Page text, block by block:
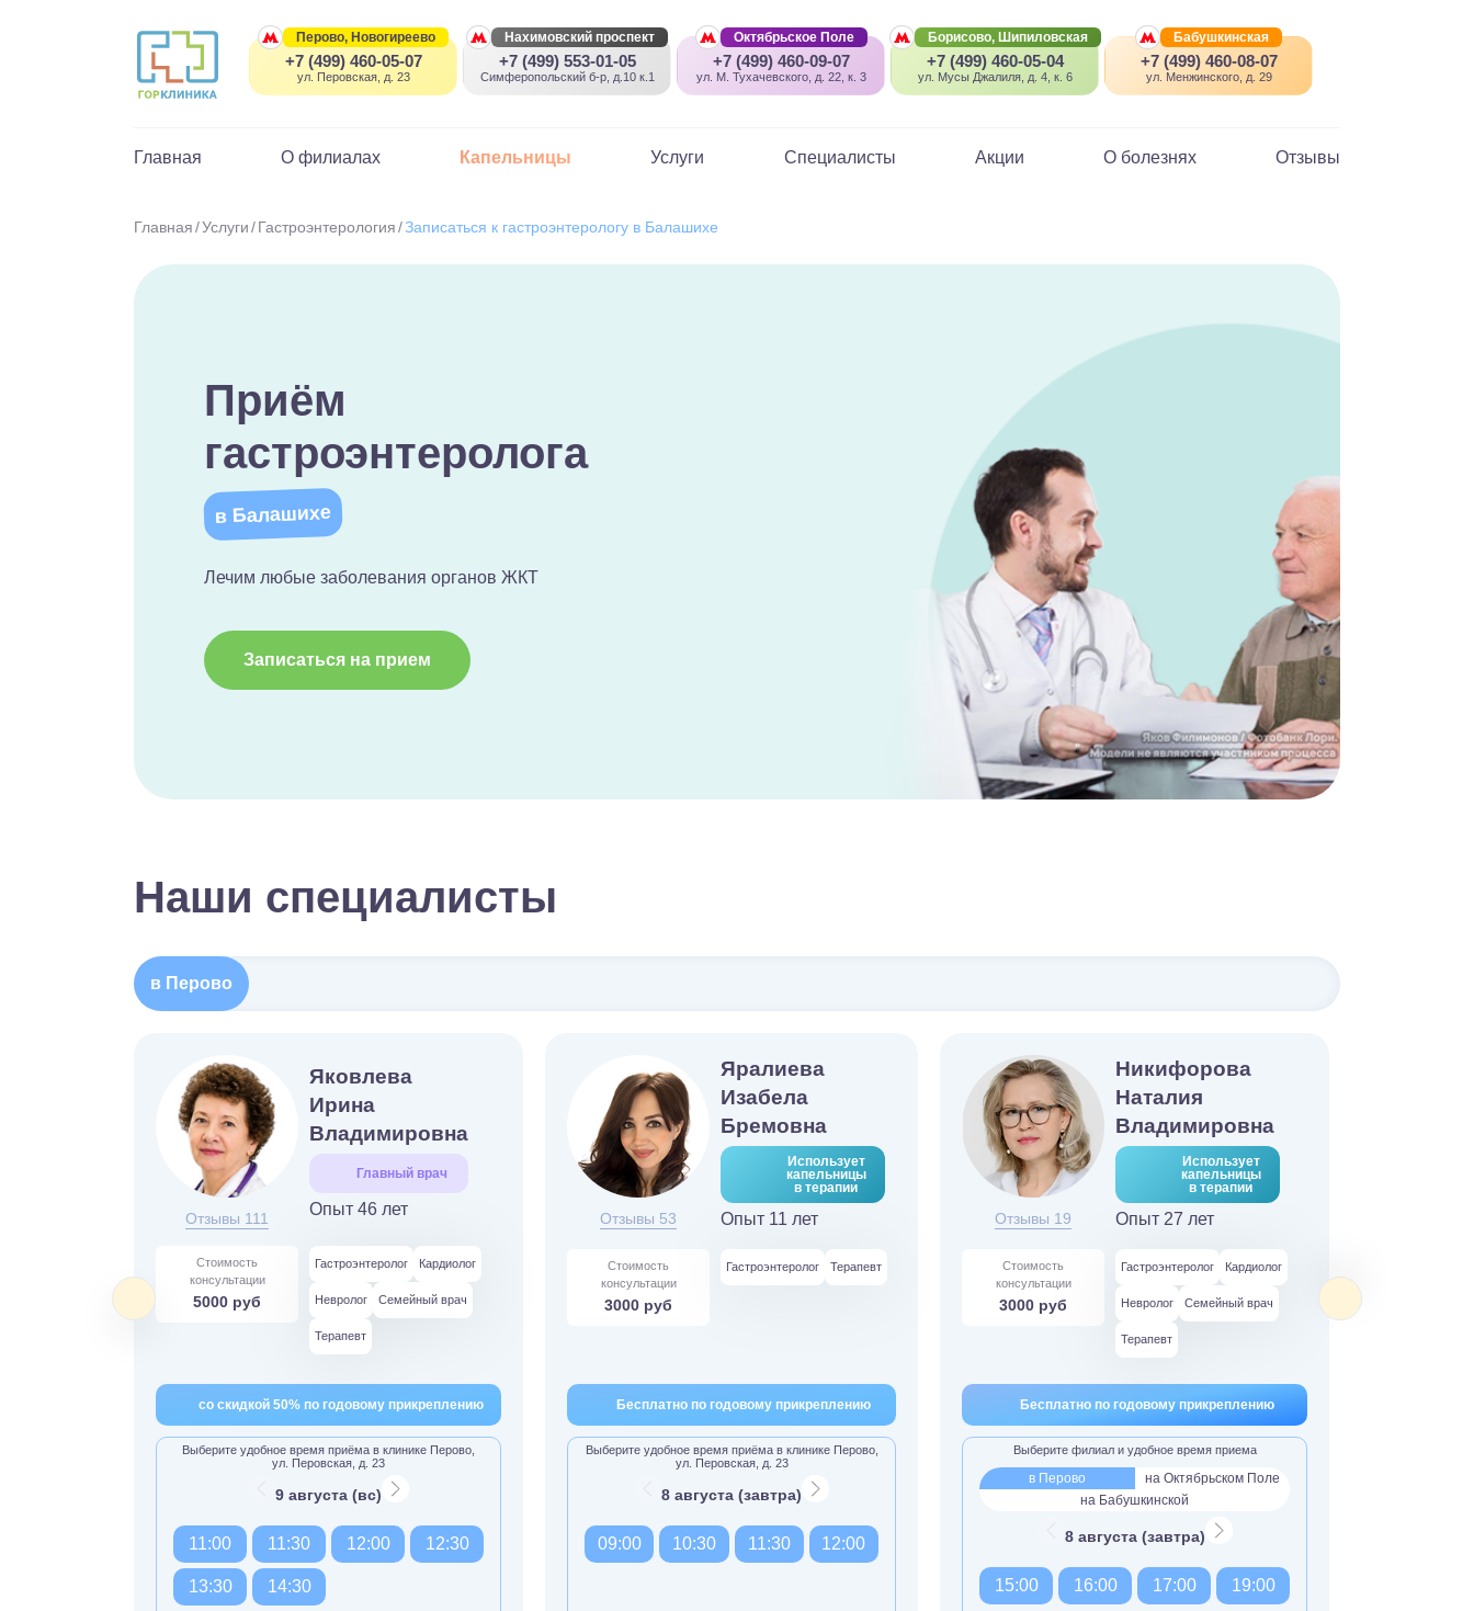
Перово, Новогиреево
+7 (499) 460-05-07
ул. Перовская, д. 23
Нахимовский проспект
+7 (499) 553-01-05
Симферопольский б-р, д.10 к.1
Октябрьское Поле
+7 (499) 460-09-07
ул. М. Тухачевского, д. 22, к. 3
Борисово, Шипиловская
+7 (499) 460-05-04
ул. Мусы Джалиля, д. 4, к. 6
Бабушкинская
+7 (499) 460-08-07
ул. Менжинского, д. 29
Главная О филиалах Капельницы Услуги Специалисты Акции О болезнях Отзывы
Главная Услуги Гастроэнтерология Записаться к гастроэнтерологу в Балашихе
Приём
гастроэнтеролога
в Балашихе
Лечим любые заболевания органов ЖКТ
Записаться на прием
Наши специалисты
в Перово
Отзывы 111
Яковлева
Ирина
Владимировна
Главный врач
Опыт 46 лет
Стоимость
консультации
5000 руб
Гастроэнтеролог Кардиолог
Невролог Семейный врач
Терапевт
со скидкой 50% по годовому прикреплению
Выберите удобное время приёма в клинике Перово,
ул. Перовская, д. 23
9 августа (вс)
11:00 11:30 12:00 12:30
13:30 14:30
Отзывы 53
Яралиева
Изабела
Бремовна
Использует
капельницы
в терапии
Опыт 11 лет
Стоимость
консультации
3000 руб
Гастроэнтеролог Терапевт
Бесплатно по годовому прикреплению
Выберите удобное время приёма в клинике Перово,
ул. Перовская, д. 23
8 августа (завтра)
09:00 10:30 11:30 12:00
Отзывы 19
Никифорова
Наталия
Владимировна
Использует
капельницы
в терапии
Опыт 27 лет
Стоимость
консультации
3000 руб
Гастроэнтеролог Кардиолог
Невролог Семейный врач
Терапевт
Бесплатно по годовому прикреплению
Выберите филиал и удобное время приема
в Перово
на Октябрьском Поле
на Бабушкинской
8 августа (завтра)
15:00 16:00 17:00 19:00